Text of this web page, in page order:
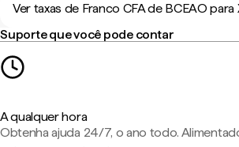
Ver taxas de Franco CFA de BCEAO para
Suporte que você pode contar
A qualquer hora
Obtenha ajuda 24/7, o ano todo.